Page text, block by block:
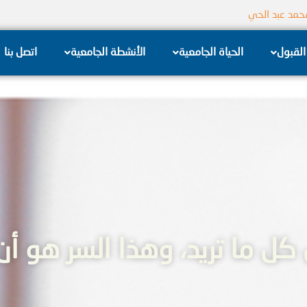
الشام الخاصة
القبول الحياة الجامعية الأنشطة الجامعية اتصل بنا
ما تريد، وهذا السر هو